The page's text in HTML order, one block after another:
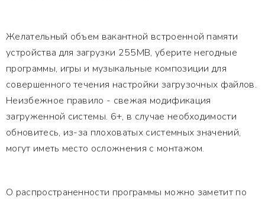
Желательный объем вакантной встроенной памяти
устройства для загрузки 255MB, уберите негодные
программы, игры и музыкальные композиции для
совершенного течения настройки загрузочных файлов.
Неизбежное правило - свежая модификация
загруженной системы. 6+, в случае необходимости
обновитесь, из-за плоховатых системных значений,
могут иметь место осложнения с монтажом.
О распространенности программы можно заметит по